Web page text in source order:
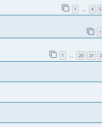
1 … 4 5
1
1 … 20 21